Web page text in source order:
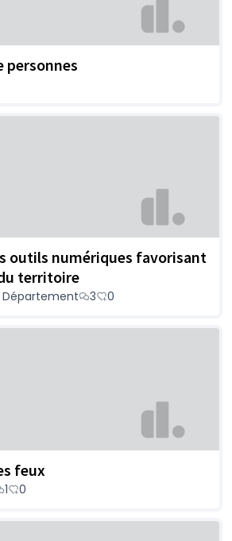
personnes
outils numériques favorisant
territoire
Département 3 0
feux
1 0